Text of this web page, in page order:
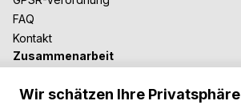
FAQ
Kontakt
Zusammenarbeit
B2B-Zusammenarbeit
Wir schätzen Ihre Privatsphäre